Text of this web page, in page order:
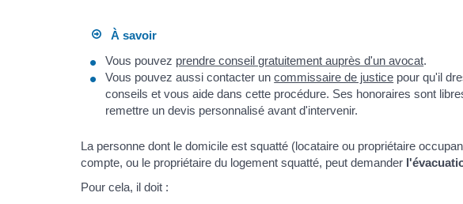
À savoir
Vous pouvez prendre conseil gratuitement auprès d'un avocat.
Vous pouvez aussi contacter uncommissaire de justice pour qu'il
conseils et vous aide dans cette procédure. Ses honoraires sont
remettre un devis personnalisé avant d'intervenir.
La personne dont le domicile est squatté (locataire ou propriétaire
compte, ou le propriétaire du logement squatté, peut demander
Pour cela, il doit :